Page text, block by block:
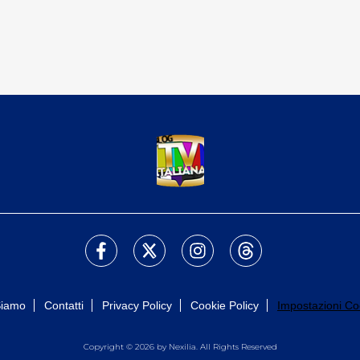
Contatti Privacy Policy Cookie Policy Impostazioni
Copyright © 2026 by Nexilia. All Rights Reserved